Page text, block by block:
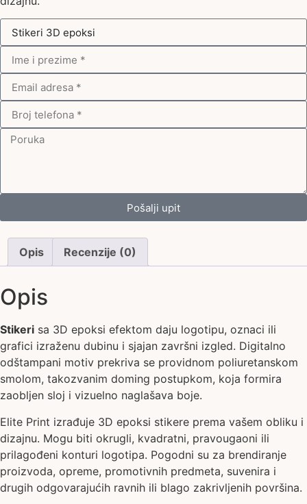
Pošalji upit
Opis Recenzije (0)
Opis
Stikeri sa 3D epoksi efektom daju logotipu, oznaci ili
grafici izraženu dubinu i sjajan završni izgled. Digitalno
odštampani motiv prekriva se providnom poliuretanskom
smolom, takozvanim doming postupkom, koja formira
zaobljen sloj i vizuelno naglašava boje.
Elite Print izrađuje 3D epoksi stikere prema vašem obliku i
dizajnu. Mogu biti okrugli, kvadratni, pravougaoni ili
prilagođeni konturi logotipa. Pogodni su za brendiranje
proizvoda, opreme, promotivnih predmeta, suvenira i
drugih odgovarajućih ravnih ili blago zakrivljenih površina.